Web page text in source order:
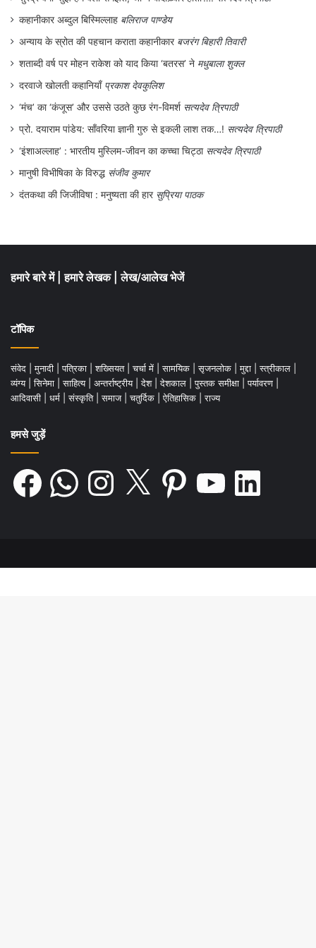
रोबर्ट और अपने समय के कलात्मक प्रगति में अपने
विचार का सामंजस्य ढूँढ़ती है।
यही इस कहानी के शिल्प और विचार दोनों की
सफलता और सार्थकता है। यह कहानी लेखन में
सार्थक प्रयोग है जहाँ स्त्रियाँ पुरुषों के प्रेम के लिए
लड़ती नहीं है बल्कि बहनापे की अपनी दुनिया ही बना
लेती हैं।
एप्लीकेशन पर पढ़ने के लिएयहाँ क्लिक करें।
.
कहानीकार अब्दुल बिस्मिल्लाह बलिराज पाण्डेय
अन्याय के स्रोत की पहचान कराता कहानीकार बजरंग बिहारी तिवारी
शताब्दी वर्ष पर मोहन राकेश को याद किया ‘बतरस’ ने मधुबाला शुक्ल
दरवाजे खोलती कहानियाँ प्रकाश देवकुलिश
‘मंच’ का ‘कंजूस’ और उससे उठते कुछ रंग-विमर्श सत्यदेव त्रिपाठी
प्रो. दयाराम पांडेय: साँवरिया ज्ञानी गुरु से इकली लाश तक…! सत्यदेव त्रिपाठी
‘इंशाअल्लाह’ : भारतीय मुस्लिम-जीवन का कच्चा चिट्ठा सत्यदेव त्रिपाठी
मानुषी विभीषिका के विरुद्ध संजीव कुमार
दंतकथा की जिजीविषा : मनुष्यता की हार सुप्रिया पाठक
हमारे बारे में हमारे लेखक लेख/आलेख भेजें
टॉपिक
संवेद मुनादी पत्रिका शख्सियत चर्चा में सामयिक सृजनलोक मुद्दा स्त्रीकाल
व्यंग्य
सिनेमा साहित्य अन्तर्राष्ट्रीय देश देशकाल पुस्तक समीक्षा पर्यावरण
आदिवासी
धर्म संस्कृति समाज चतुर्दिक ऐतिहासिक राज्य
हमसे जुड़ें
Facebook WhatsAppInstagram Pinterest LinkedIn